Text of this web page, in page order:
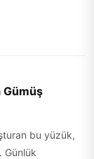
Gümüş
bu yüzük,
Günlük